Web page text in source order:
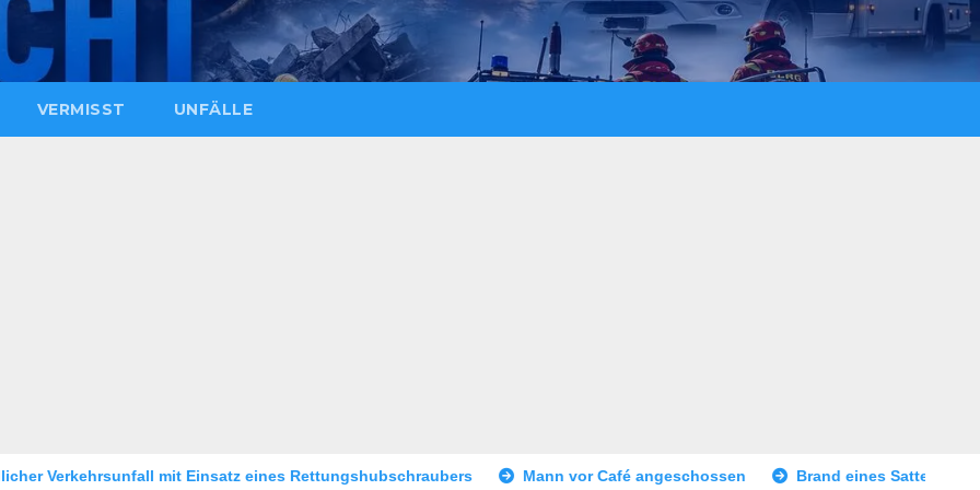
VERMISST UNFÄLLE
Einsatz eines Rettungshubschraubers Mann vor Café angeschossen Brand eines Sattelaufliegers – Vollsperrung BAB